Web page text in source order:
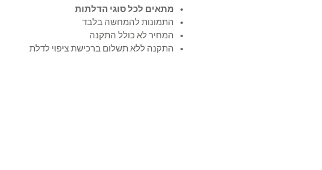
מתאים לכל סוגי הדלתות
התמונות להמחשה בלבד
המחיר לא כולל התקנה
התקנה ללא תשלום ברכישת ציפוי לדלת